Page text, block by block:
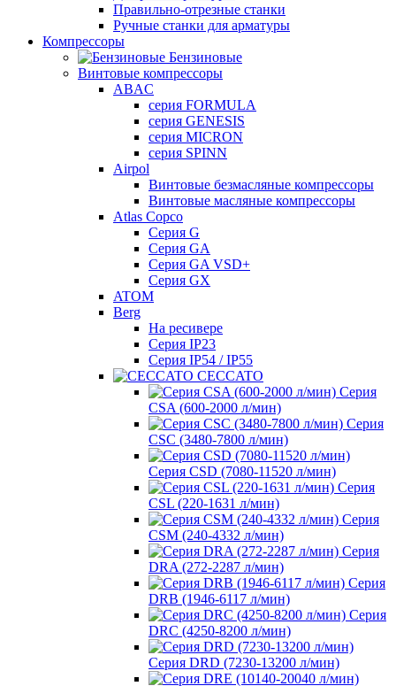
Правильно-отрезные станки
Ручные станки для арматуры
Компрессоры
Бензиновые
Винтовые компрессоры
ABAC
серия FORMULA
серия GENESIS
серия MICRON
серия SPINN
Airpol
Винтовые безмасляные компрессоры
Винтовые масляные компрессоры
Atlas Copco
Cерия G
Серия GA
Серия GA VSD+
Серия GX
ATOM
Berg
На ресивере
Серия IP23
Серия IP54 / IP55
CECCATO
Серия
CSA (600-2000 л/мин)
Серия
CSC (3480-7800 л/мин)
Серия CSD (7080-11520 л/мин)
Серия
CSL (220-1631 л/мин)
Серия
CSM (240-4332 л/мин)
Серия
DRA (272-2287 л/мин)
Серия
DRB (1946-6117 л/мин)
Серия
DRC (4250-8200 л/мин)
Серия DRD (7230-13200 л/мин)